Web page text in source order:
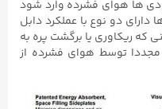
ها هوای فشرده وارد شود
دارای دو نوع با عملکرد دابل
ریکاوری یا برگشت پره به
توسط هوای فشرده از